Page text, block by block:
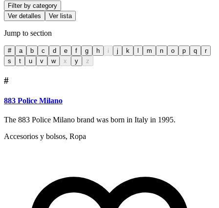
Filter by category
Ver detalles
Ver lista
Jump to section
# a b c d e f g h i j k m n o p q
r
s
t u v w x y z
#
883 Police Milano
The 883 Police Milano brand was born in Italy in 1995.
Accesorios y bolsos, Ropa